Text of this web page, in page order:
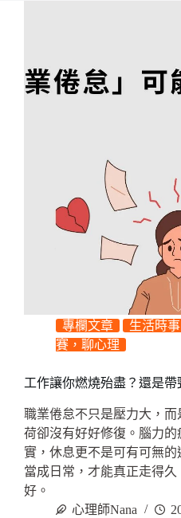
專欄文章 生活時事
賽，聊心理
工作讓你燃燒殆盡？還是帶
職業倦怠不只是壓力大，而
荷卻沒有好好修復。腦力
實，休息更不是可有可無的
當成日常，才能真正走得
好。
心理師Nana